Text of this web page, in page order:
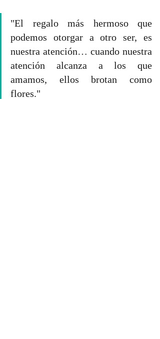
"El regalo más hermoso que
podemos otorgar a otro ser, es
nuestra atención… cuando nuestra
atención alcanza a los que
amamos, ellos brotan como
flores."